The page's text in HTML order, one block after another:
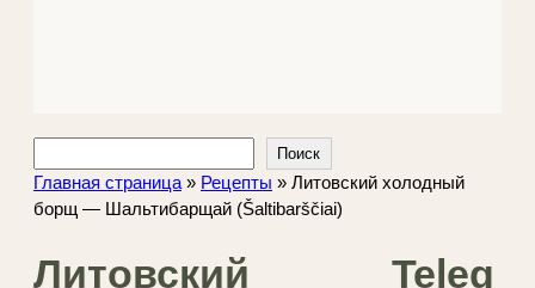
Поиск
Главная страница » Рецепты » Литовский холодный
борщ — Шальтибарщай (Šaltibarščiai)
Литовский
Teleg